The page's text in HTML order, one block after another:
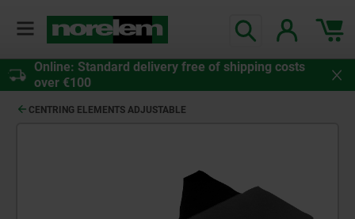
Online: Standard delivery free of shipping costs
over €100
CENTRING ELEMENTS ADJUSTABLE